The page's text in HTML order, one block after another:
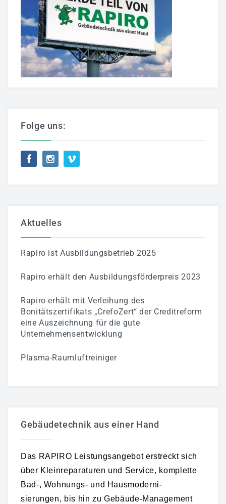
Folge uns:
Aktuelles
Rapiro ist Ausbildungsbetrieb 2025
Rapiro erhält den Ausbildungsförderpreis 2023
Rapiro erhält mit Verleihung des
Bonitätszertifikats „CrefoZert“ der Creditreform
eine Auszeichnung für die gute
Unternehmensentwicklung
Plasma-Raumluftreiniger
Gebäudetechnik aus einer Hand
Das RAPIRO Leistungsangebot erstreckt sich
über Kleinreparaturen und Service, komplette
Bad-, Wohnungs- und Hausmoderni-
sierungen, bis hin zu Gebäude-Management